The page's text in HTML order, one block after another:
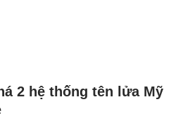
2 hệ thống tên lửa Mỹ